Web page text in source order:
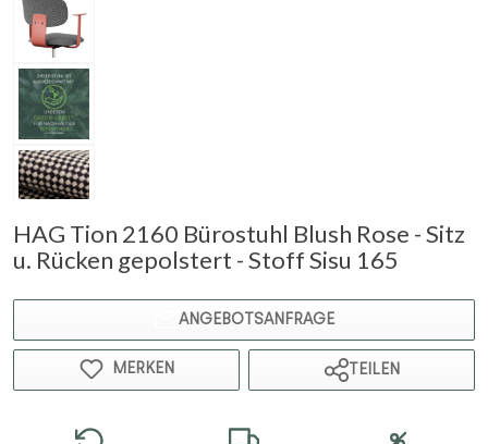
HAG Tion 2160 Bürostuhl Blush Rose - Sitz
u. Rücken gepolstert - Stoff Sisu 165
ANGEBOTSANFRAGE
MERKEN TEILEN